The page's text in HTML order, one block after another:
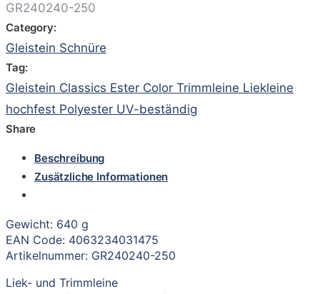
GR240240-250
Category:
Gleistein Schnüre
Tag:
Gleistein Classics Ester Color Trimmleine Liekleine
hochfest Polyester UV-beständig
Share
Beschreibung
Zusätzliche Informationen
Gewicht: 640 g
EAN Code: 4063234031475
Artikelnummer: GR240240-250
Liek- und Trimmleine